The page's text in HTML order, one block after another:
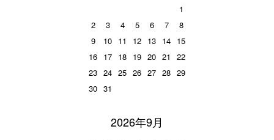
1
2
3 4 5 6 7
8
9
10 11 12 13 14 15
16 17 18 19 20 21
22
23 24 25 26 27 28 29
30 31
2026年9月